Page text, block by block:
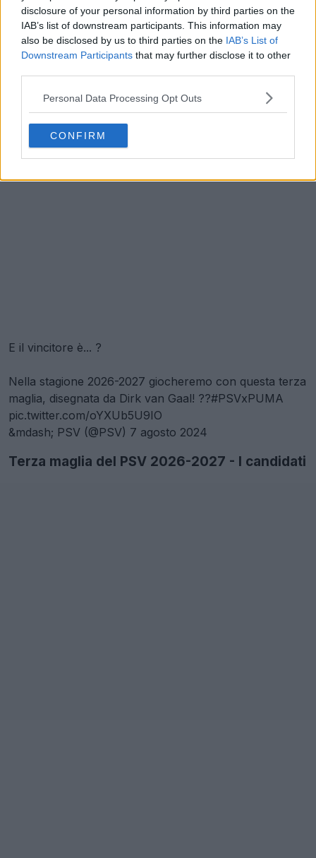
disclosure of your personal information by third parties on the
IAB’s list of downstream participants. This information may
also be disclosed by us to third parties on the IAB’s List of
Downstream Participants that may further disclose it to other
Personal Data Processing Opt Outs
CONFIRM
E il vincitore è... ?
Nella stagione 2026-2027 giocheremo con questa terza
maglia, disegnata da Dirk van Gaal! ??#PSVxPUMA
pic.twitter.com/oYXUb5U9IO
&mdash; PSV (@PSV) 7 agosto 2024
Terza maglia del PSV 2026-2027 - I candidati